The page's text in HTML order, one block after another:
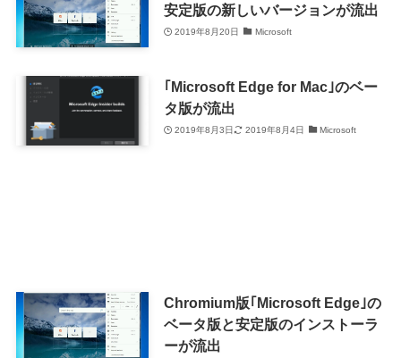
安定版の新しいバージョンが流出
2019年8月20日 Microsoft
｢Microsoft Edge for Mac｣のベー
タ版が流出
2019年8月3日 2019年8月4日 Microsoft
Chromium版｢Microsoft Edge｣の
ベータ版と安定版のインストーラ
ーが流出